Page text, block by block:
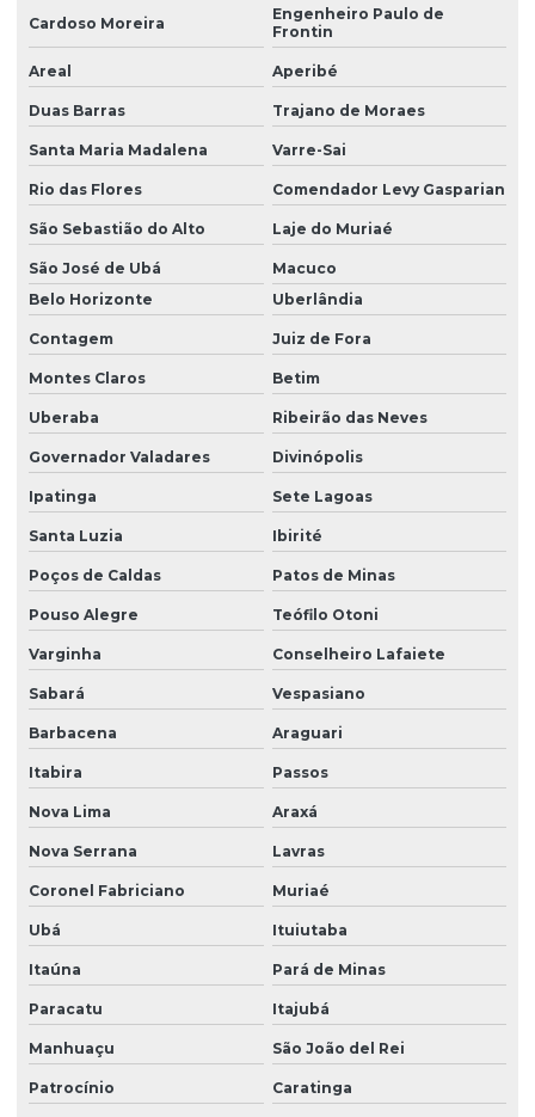
Cardoso Moreira
Engenheiro Paulo de
Frontin
Areal Aperibé
Duas Barras Trajano de Moraes
Santa Maria Madalena Varre-Sai
Rio das Flores Comendador Levy Gasparian
São Sebastião do Alto Laje do Muriaé
São José de Ubá
Macuco
Belo Horizonte
Uberlândia
Contagem Juiz de Fora
Montes Claros Betim
Uberaba Ribeirão das Neves
Governador Valadares Divinópolis
Ipatinga Sete Lagoas
Santa Luzia Ibirité
Poços de Caldas Patos de Minas
Pouso Alegre Teófilo Otoni
Varginha Conselheiro Lafaiete
Sabará Vespasiano
Barbacena Araguari
Itabira Passos
Nova Lima Araxá
Nova Serrana Lavras
Coronel Fabriciano Muriaé
Ubá Ituiutaba
Itaúna Pará de Minas
Paracatu Itajubá
Manhuaçu São João del Rei
Patrocínio Caratinga